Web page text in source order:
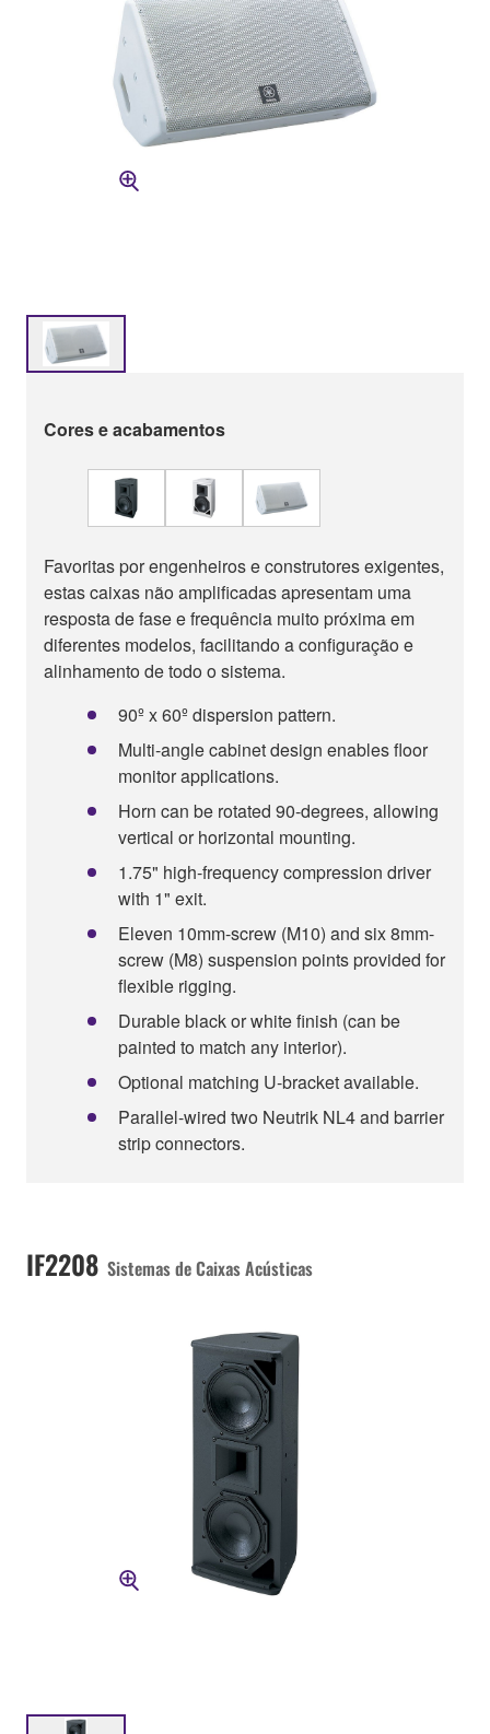
Cores e acabamentos
Favoritas por engenheiros e construtores exigentes,
estas caixas não amplificadas apresentam uma
resposta de fase e frequência muito próxima em
diferentes modelos, facilitando a configuração e
alinhamento de todo o sistema.
90º x 60º dispersion pattern.
Multi-angle cabinet design enables floor
monitor applications.
Horn can be rotated 90-degrees, allowing
vertical or horizontal mounting.
1.75" high-frequency compression driver
with 1" exit.
Eleven 10mm-screw (M10) and six 8mm-
screw (M8) suspension points provided for
flexible rigging.
Durable black or white finish (can be
painted to match any interior).
Optional matching U-bracket available.
Parallel-wired two Neutrik NL4 and barrier
strip connectors.
IF2208 Sistemas de Caixas Acústicas